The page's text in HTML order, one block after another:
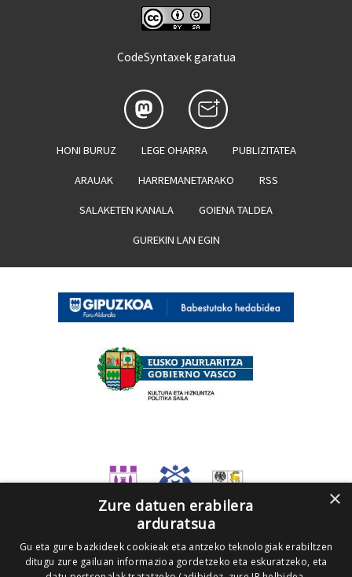
CodeSyntaxek garatua
HONI BURUZ LEGE OHARRA PUBLIZITATEA
ARAUAK HARREMANETARAKO RSS
SALAKETEN KANALA GOIENA TALDEA
GUREKIN LAN EGIN
×
Zure datuen erabilera
arduratsua
Gu eta gure bazkideek cookieak eta antzeko teknologiak erabiltzen
ditugu zure gailuan informazioa gordetzeko eta eskuratzeko, eta